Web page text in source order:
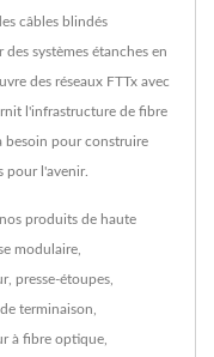
câbles blindés
systèmes étanches en
des réseaux FTTx avec
l'infrastructure de fibre
besoin pour construire
pour l'avenir.
produits de haute
modulaire
, presse-étoupes
terminaison
à fibre optique